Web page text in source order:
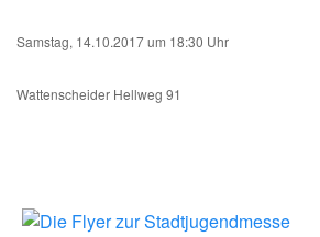
Samstag, 14.10.2017 um 18:30 Uhr
Wattenscheider Hellweg 91